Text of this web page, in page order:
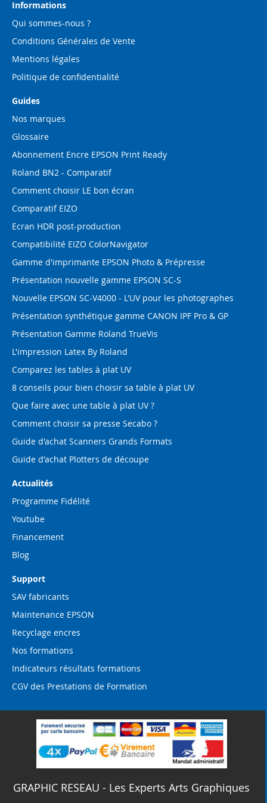
d’information
Informations
Qui sommes-nous ?
Conditions Générales de Vente
Mentions légales
Politique de confidentialité
Guides
Nos marques
Glossaire
Abonnement Encre EPSON Print Ready
Roland BN2 - Comparatif
Comment choisir LE bon écran
Comparatif EIZO
Ecran HDR post-production
Compatibilité EIZO ColorNavigator
Gamme d'imprimante EPSON Photo & Prépresse
Présentation nouvelle gamme EPSON SC-S
Nouvelle EPSON SC-V4000 - L'UV pour les photographes
Présentation synthétique gamme CANON IPF Pro & GP
Présentation Gamme Roland TrueVis
L'impression Latex By Roland
Comparez les tables à plat UV
8 conseils pour bien choisir sa table à plat UV
Que faire avec une table à plat UV ?
Comment choisir sa presse Secabo ?
Guide d'achat Scanners Grands Formats
Guide d'achat Plotters de découpe
Actualités
Programme Fidélité
Youtube
Financement
Blog
Support
SAV fabricants
Maintenance EPSON
Recyclage encres
Nos formations
Indicateurs résultats formations
CGV des Prestations de Formation
GRAPHIC RESEAU - Les Experts Arts Graphiques